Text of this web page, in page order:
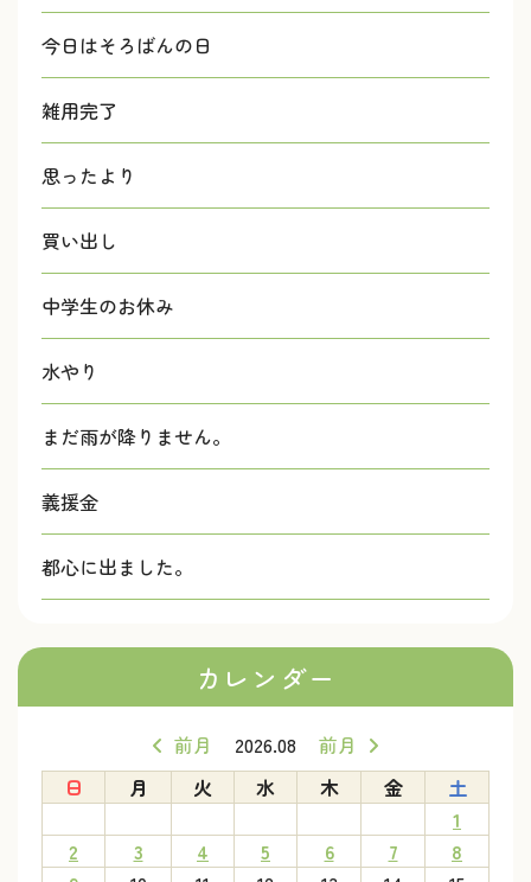
今日はそろばんの日
雑用完了
思ったより
買い出し
中学生のお休み
水やり
まだ雨が降りません。
義援金
都心に出ました。
カレンダー
前月 2026.08
前月
日
月 火 水 木 金
土
1
2
3 4 5 6 7
8